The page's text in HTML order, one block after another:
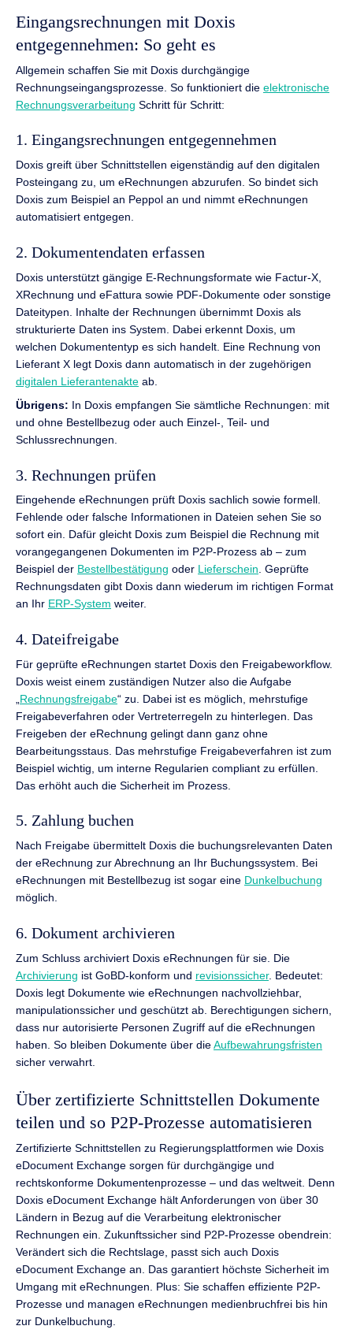
Eingangsrechnungen mit Doxis
entgegennehmen: So geht es
Allgemein schaffen Sie mit Doxis durchgängige
Rechnungseingangsprozesse. So funktioniert die elektronische
Rechnungsverarbeitung Schritt für Schritt:
1. Eingangsrechnungen entgegennehmen
Doxis greift über Schnittstellen eigenständig auf den digitalen
Posteingang zu, um eRechnungen abzurufen. So bindet sich
Doxis zum Beispiel an Peppol an und nimmt eRechnungen
automatisiert entgegen.
2. Dokumentendaten erfassen
Doxis unterstützt gängige E-Rechnungsformate wie Factur-X,
XRechnung und eFattura sowie PDF-Dokumente oder sonstige
Dateitypen. Inhalte der Rechnungen übernimmt Doxis als
strukturierte Daten ins System. Dabei erkennt Doxis, um
welchen Dokumententyp es sich handelt. Eine Rechnung von
Lieferant X legt Doxis dann automatisch in der zugehörigen
digitalen Lieferantenakte ab.
Übrigens: In Doxis empfangen Sie sämtliche Rechnungen: mit
und ohne Bestellbezug oder auch Einzel-, Teil- und
Schlussrechnungen.
3. Rechnungen prüfen
Eingehende eRechnungen prüft Doxis sachlich sowie formell.
Fehlende oder falsche Informationen in Dateien sehen Sie so
sofort ein. Dafür gleicht Doxis zum Beispiel die Rechnung mit
vorangegangenen Dokumenten im P2P-Prozess ab – zum
Beispiel der Bestellbestätigung oder Lieferschein. Geprüfte
Rechnungsdaten gibt Doxis dann wiederum im richtigen Format
an Ihr ERP-System weiter.
4. Dateifreigabe
Für geprüfte eRechnungen startet Doxis den Freigabeworkflow.
Doxis weist einem zuständigen Nutzer also die Aufgabe
Rechnungsfreigabe“ zu. Dabei ist es möglich, mehrstufige
Freigabeverfahren oder Vertreterregeln zu hinterlegen. Das
Freigeben der eRechnung gelingt dann ganz ohne
Bearbeitungsstaus. Das mehrstufige Freigabeverfahren ist zum
Beispiel wichtig, um interne Regularien compliant zu erfüllen.
Das erhöht auch die Sicherheit im Prozess.
5. Zahlung buchen
Nach Freigabe übermittelt Doxis die buchungsrelevanten Daten
der eRechnung zur Abrechnung an Ihr Buchungssystem. Bei
eRechnungen mit Bestellbezug ist sogar eine Dunkelbuchung
möglich.
6. Dokument archivieren
Zum Schluss archiviert Doxis eRechnungen für sie. Die
Archivierung ist GoBD-konform und revisionssicher. Bedeutet:
Doxis legt Dokumente wie eRechnungen nachvollziehbar,
manipulationssicher und geschützt ab. Berechtigungen sichern,
dass nur autorisierte Personen Zugriff auf die eRechnungen
haben. So bleiben Dokumente über dieAufbewahrungsfristen
sicher verwahrt.
Über zertifizierte Schnittstellen Dokumente
teilen und so P2P-Prozesse automatisieren
Zertifizierte Schnittstellen zu Regierungsplattformen wie Doxis
eDocument Exchange sorgen für durchgängige und
rechtskonforme Dokumentenprozesse – und das weltweit. Denn
Doxis eDocument Exchange hält Anforderungen von über 30
Ländern in Bezug auf die Verarbeitung elektronischer
Rechnungen ein. Zukunftssicher sind P2P-Prozesse obendrein:
Verändert sich die Rechtslage, passt sich auch Doxis
eDocument Exchange an. Das garantiert höchste Sicherheit im
Umgang mit eRechnungen. Plus: Sie schaffen effiziente P2P-
Prozesse und managen eRechnungen medienbruchfrei bis hin
zur Dunkelbuchung.